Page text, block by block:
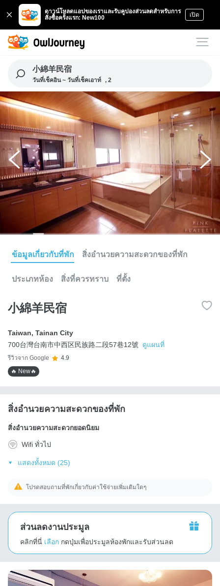
ดาวน์โหลดแอปของเราและรับคูปองส่วนลดสำหรับการ
สั่งซื้อครั้งแรก: New100
เปิด
小綿羊民宿
วันที่เช็คอิน ~ วันที่เช็คเอาท์ , 2
ข้อมูลเกี่ยวกับที่พัก สิ่งอำนวยความสะดวกของที่พัก
ประเภทห้อง สิ่งที่ควรทราบ ที่ตั้ง
小綿羊民宿
Taiwan, Tainan City
700台灣台南市中西区民族路二段57巷12號
ดูแผนที่
รีวิวจาก Google
4.9
🔥 New🔥
สิ่งอำนวยความสะดวกของที่พัก
สิ่งอำนวยความสะดวกยอดนิยม
Wifi ทั่วไป
แสดงทั้งหมด (25)
โปรดสอบถามที่พักเกี่ยวกับค่าใช้จ่ายเพิ่มเติมใดๆ
ส่วนลดงานประมูล
คลิกที่นี่ เลือก กดปุ่มเพื่อประมูลห้องพักและรับส่วนลด